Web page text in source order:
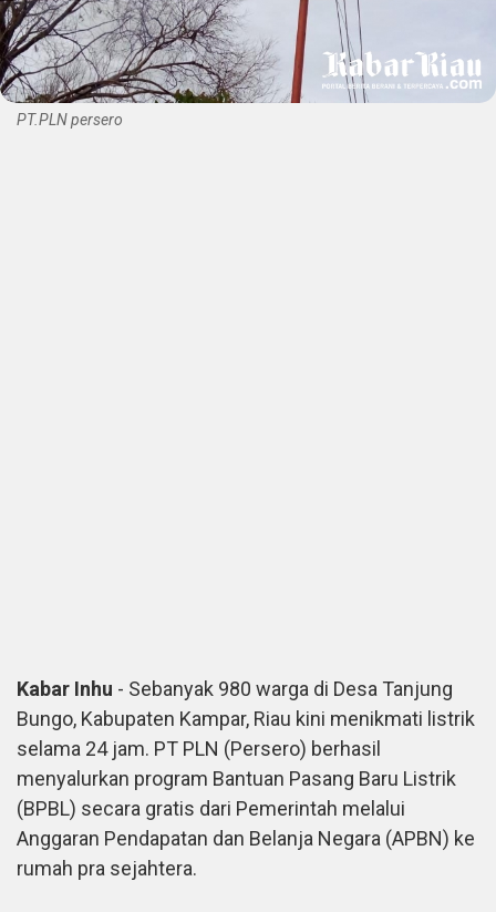
PT.PLN persero
Kabar Inhu - Sebanyak 980 warga di Desa Tanjung
Bungo, Kabupaten Kampar, Riau kini menikmati listrik
selama 24 jam. PT PLN (Persero) berhasil
menyalurkan program Bantuan Pasang Baru Listrik
(BPBL) secara gratis dari Pemerintah melalui
Anggaran Pendapatan dan Belanja Negara (APBN) ke
rumah pra sejahtera.